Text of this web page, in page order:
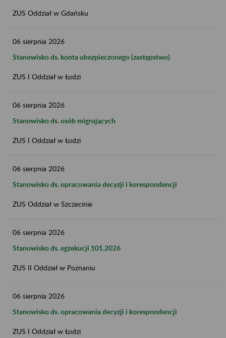
ZUS Oddział w Gdańsku
06 sierpnia 2026
Stanowisko ds. konta ubezpieczonego (zastępstwo)
ZUS I Oddział w Łodzi
06 sierpnia 2026
Stanowisko ds. osób migrujących
ZUS I Oddział w Łodzi
06 sierpnia 2026
Stanowisko ds. opracowania decyzji i korespondencji
ZUS Oddział w Szczecinie
06 sierpnia 2026
Stanowisko ds. egzekucji 101.2026
ZUS II Oddział w Poznaniu
06 sierpnia 2026
Stanowisko ds. opracowania decyzji i korespondencji
ZUS I Oddział w Łodzi